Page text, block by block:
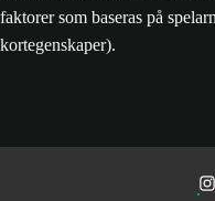
faktorer som baseras på
kortegenskaper).